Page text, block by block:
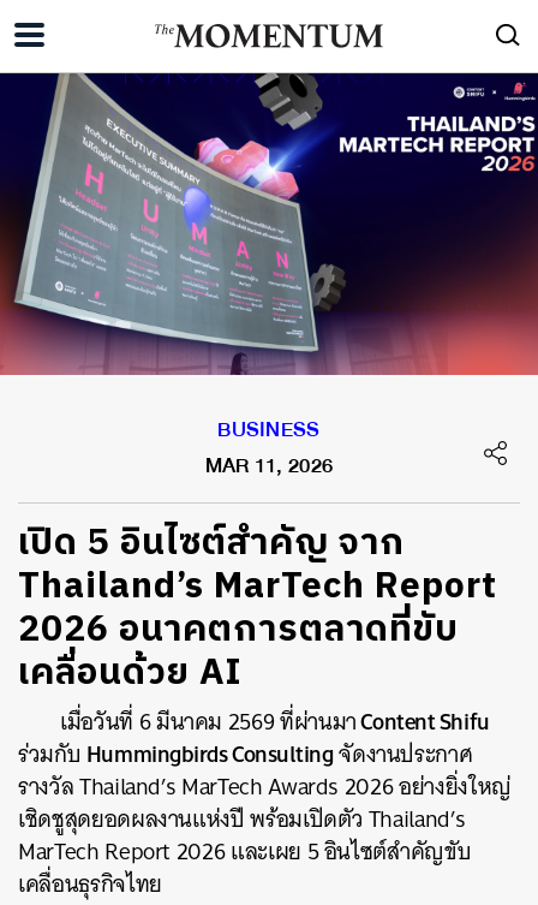
BUSINESS
MAR 11, 2026
เปิด 5 อินไซต์สำคัญ จาก
Thailand’s MarTech Report
2026 อนาคตการตลาดที่ขับ
เคลื่อนด้วย AI
เมื่อวันที่ 6 มีนาคม 2569 ที่ผ่านมาContent Shifu
ร่วมกับ Hummingbirds Consultingจัดงานประกาศ
รางวัล Thailand’s MarTech Awards 2026 อย่างยิ่งใหญ่
เชิดชูสุดยอดผลงานแห่งปี พร้อมเปิดตัว Thailand’s
MarTech Report 2026 และเผย 5 อินไซต์สำคัญขับ
เคลื่อนธุรกิจไทย